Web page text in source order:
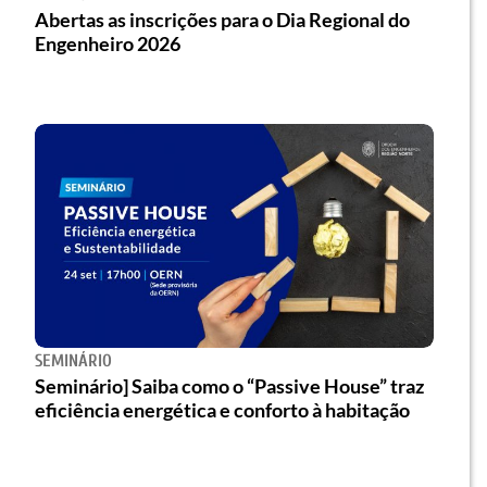
Abertas as inscrições para o Dia Regional do
Engenheiro 2026
SEMINÁRIO
Seminário] Saiba como o “Passive House” traz
eficiência energética e conforto à habitação